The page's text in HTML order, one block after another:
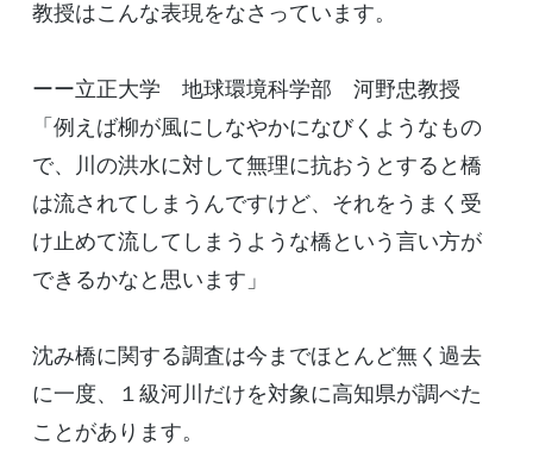
教授はこんな表現をなさっています。
ーー立正大学 地球環境科学部 河野忠教授
「例えば柳が風にしなやかになびくようなもの
で、川の洪水に対して無理に抗おうとすると橋
は流されてしまうんですけど、それをうまく受
け止めて流してしまうような橋という言い方が
できるかなと思います」
沈み橋に関する調査は今までほとんど無く過去
に一度、１級河川だけを対象に高知県が調べた
ことがあります。